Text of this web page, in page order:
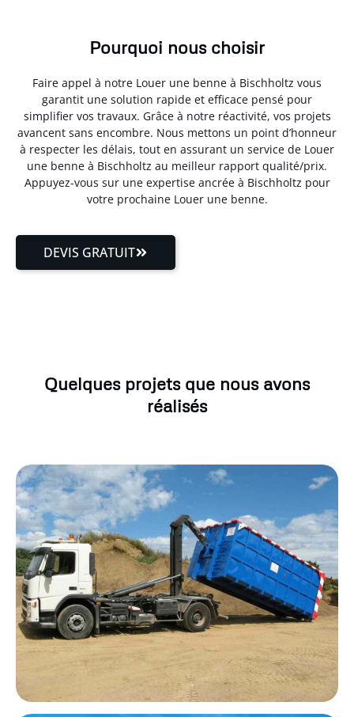
Pourquoi nous choisir
Faire appel à notre Louer une benne à Bischholtz vous
garantit une solution rapide et efficace pensé pour
simplifier vos travaux. Grâce à notre réactivité, vos projets
avancent sans encombre. Nous mettons un point d’honneur
à respecter les délais, tout en assurant un service de Louer
une benne à Bischholtz au meilleur rapport qualité/prix.
Appuyez-vous sur une expertise ancrée à Bischholtz pour
votre prochaine Louer une benne.
DEVIS GRATUIT
Quelques projets que nous avons
réalisés